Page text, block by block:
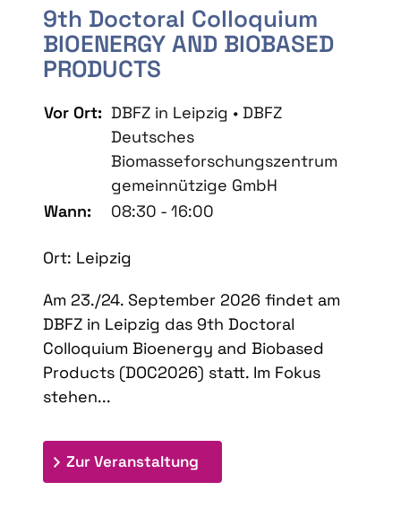
9th Doctoral Colloquium
BIOENERGY AND BIOBASED
PRODUCTS
Vor Ort: DBFZ in Leipzig • DBFZ
Deutsches
Biomasseforschungszentrum
gemeinnützige GmbH
Wann:
08:30 - 16:00
Ort: Leipzig
Am 23./24. September 2026 findet am
DBFZ in Leipzig das 9th Doctoral
Colloquium Bioenergy and Biobased
Products (DOC2026) statt. Im Fokus
stehen...
Zur Veranstaltung